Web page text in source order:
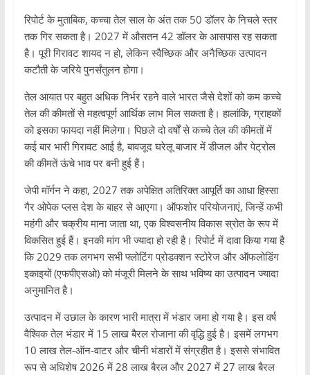
रिपोर्ट के मुताबिक, कच्चा तेल साल के अंत तक 50 डॉलर के निचले स्तर
तक गिर सकता है। 2027 में औसतन 42 डॉलर के आसपास रह सकता
है। पूरी गिरावट शायद न हो, लेकिन स्वैच्छिक और अनैच्छिक उत्पादन
कटौती के जरिये पुनर्संतुलन होगा।
तेल आयात पर बहुत अधिक निर्भर रहने वाले भारत जैसे देशों को कम कच्चे
तेल की कीमतों से महत्वपूर्ण आर्थिक लाभ मिल सकता है। हालांकि, ग्राहकों
को इसका फायदा नहीं मिलेगा। पिछले दो वर्षों से कच्चे तेल की कीमतों में
कई बार भारी गिरावट आई है, बावजूद घरेलू बाजार में डीजल और पेट्रोल
की कीमतें ऊंचे भाव पर बनी हुई हैं।
जेपी मॉर्गन ने कहा, 2027 तक अपेक्षित अतिरिक्त आपूर्ति का आधा हिस्सा
गैर ओपेक प्लस देश के बाहर से आएगा। ऑफशोर परियोजनाएं, जिन्हें कभी
महंगी और चक्रीय माना जाता था, एक विश्वसनीय विकास स्रोत के रूप में
विकसित हुई हैं। इनकी मांग भी ज्यादा हो रही है। रिपोर्ट में दावा किया गया है
कि 2029 तक लगभग सभी फ्लोटिंग प्रोडक्शन स्टोरेज और ऑफलोडिंग
इकाइयों (एफपीएसओ) को मंजूरी मिलने के साथ भविष्य का उत्पादन ज्यादा
अनुमानित है।
उत्पादन में उछाल के कारण भारी मात्रा में भंडार जमा हो गया है। इस वर्ष
वैश्विक तेल भंडार में 15 लाख बैरल रोजाना की वृद्धि हुई है। इसमें लगभग
10 लाख तेल-ऑन-वाटर और चीनी भंडारों में संग्रहीत है। इससे संभावित
रूप से अधिशेष 2026 में 28 लाख बैरल और 2027 में 27 लाख बैरल